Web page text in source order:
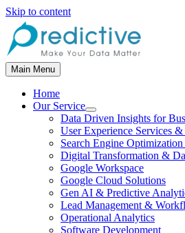
Skip to content
Main Menu
Home
Our Service
Data Driven Insights for
User Experience Services
Search Engine
Digital Transformation &
Google Workspace
Google Cloud Solutions
Gen AI & Predictive
Lead Management &
Operational Analytics
Software Development